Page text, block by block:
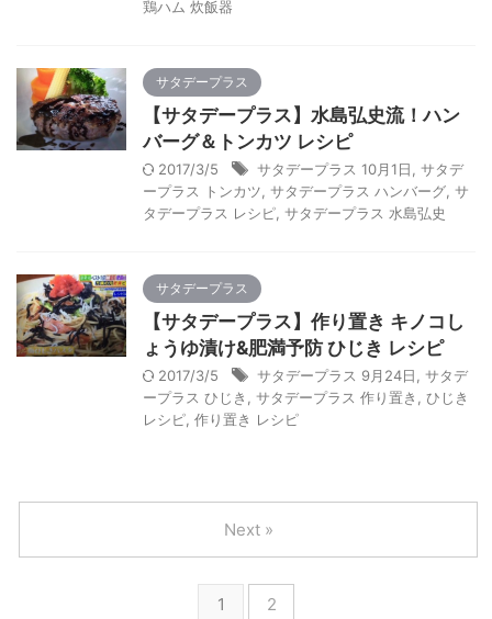
鶏ハム 炊飯器
サタデープラス
【サタデープラス】水島弘史流！ハン
バーグ＆トンカツ レシピ
2017/3/5 サタデープラス 10月1日
サタデ
ープラス トンカツ サタデープラス ハンバーグ サ
タデープラス レシピ サタデープラス 水島弘史
サタデープラス
【サタデープラス】作り置き キノコし
ょうゆ漬け&肥満予防 ひじき レシピ
2017/3/5 サタデープラス 9月24日
サタデ
ープラス ひじき
サタデープラス 作り置き
ひじき
レシピ 作り置き レシピ
1 2
Next »